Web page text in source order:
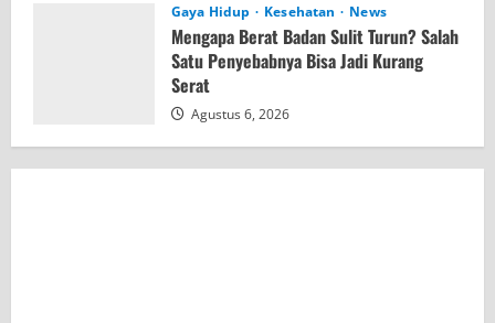
Gaya Hidup Kesehatan News
Mengapa Berat Badan Sulit Turun? Salah
Satu Penyebabnya Bisa Jadi Kurang
Serat
Agustus 6, 2026